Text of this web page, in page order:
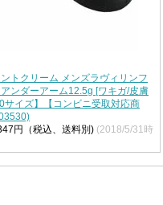
トクリーム メンズラヴィリンフ
ンダーアーム12.5g [ワキガ/皮膚
サイズ】【コンビニ受取対応商
円（税込、送料別) (2018/5/31時